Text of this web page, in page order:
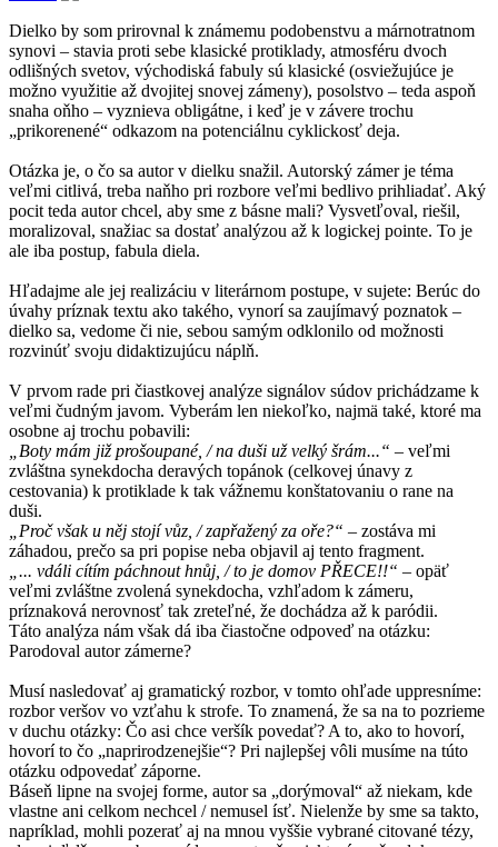
Dielko by som prirovnal k známemu podobenstvu a márnotratnom
synovi – stavia proti sebe klasické protiklady, atmosféru dvoch
odlišných svetov, východiská fabuly sú klasické (osviežujúce je
možno využitie až dvojitej snovej zámeny), posolstvo – teda aspoň
snaha oňho – vyznieva obligátne, i keď je v závere trochu
„prikorenené“ odkazom na potenciálnu cyklickosť deja.
Otázka je, o čo sa autor v dielku snažil. Autorský zámer je téma
veľmi citlivá, treba naňho pri rozbore veľmi bedlivo prihliadať. Aký
pocit teda autor chcel, aby sme z básne mali? Vysvetľoval, riešil,
moralizoval, snažiac sa dostať analýzou až k logickej pointe. To je
ale iba postup, fabula diela.
Hľadajme ale jej realizáciu v literárnom postupe, v sujete: Berúc do
úvahy príznak textu ako takého, vynorí sa zaujímavý poznatok –
dielko sa, vedome či nie, sebou samým odklonilo od možnosti
rozvinúť svoju didaktizujúcu náplň.
V prvom rade pri čiastkovej analýze signálov súdov prichádzame k
veľmi čudným javom. Vyberám len niekoľko, najmä také, ktoré ma
osobne aj trochu pobavili:
„Boty mám již prošoupané, / na duši už velký šrám...“ – veľmi
zvláštna synekdocha deravých topánok (celkovej únavy z
cestovania) k protiklade k tak vážnemu konštatovaniu o rane na
duši.
„Proč však u něj stojí vůz, / zapřažený za oře?“ – zostáva mi
záhadou, prečo sa pri popise neba objavil aj tento fragment.
„... vdáli cítím páchnout hnůj, / to je domov PŘECE!!“ – opäť
veľmi zvláštne zvolená synekdocha, vzhľadom k zámeru,
príznaková nerovnosť tak zreteľné, že dochádza až k paródii.
Táto analýza nám však dá iba čiastočne odpoveď na otázku:
Parodoval autor zámerne?
Musí nasledovať aj gramatický rozbor, v tomto ohľade uppresníme:
rozbor veršov vo vzťahu k strofe. To znamená, že sa na to pozrieme
v duchu otázky: Čo asi chce veršík povedať? A to, ako to hovorí,
hovorí to čo „naprirodzenejšie“? Pri najlepšej vôli musíme na túto
otázku odpovedať záporne.
Báseň lipne na svojej forme, autor sa „dorýmoval“ až niekam, kde
vlastne ani celkom nechcel / nemusel ísť. Nielenže by sme sa takto,
napríklad, mohli pozerať aj na mnou vyššie vybrané citované tézy,